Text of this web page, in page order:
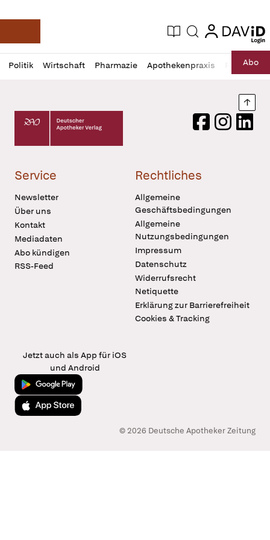
Deutsche Apotheker Zeitung
Aktuelle Ausgabe
Suche login
login
Politik Wirtschaft Pharmazie Apothekenpraxis RechtAbo
Profil
öffnen
Daz
Pur
Deutscher Apotheker Verlag Logo
FacebookInstagram
Service
Newsletter
Über uns
Kontakt
Mediadaten
Abo kündigen
RSS-Feed
Rechtliches
Allgemeine
Geschäftsbedingungen
Allgemeine
Nutzungsbedingungen
Impressum
Datenschutz
Widerrufsrecht
Netiquette
Erklärung zur Barrierefreiheit
Cookies & Tracking
Jetzt auch als App für iOS
und Android
Jetzt bei Google Play
Laden im App Store
© 2026 Deutsche Apotheker Zeitung